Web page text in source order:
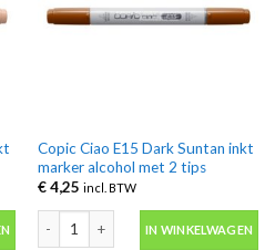
alcohol met 2 tips aantal
Copic Ciao E15 Dark Suntan inkt
marker alcohol met 2 tips
€4,25 incl. BTW
Copic Ciao E15 Dark Suntan inkt
IN WINKELWAGEN